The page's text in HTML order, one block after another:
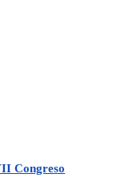
Congreso